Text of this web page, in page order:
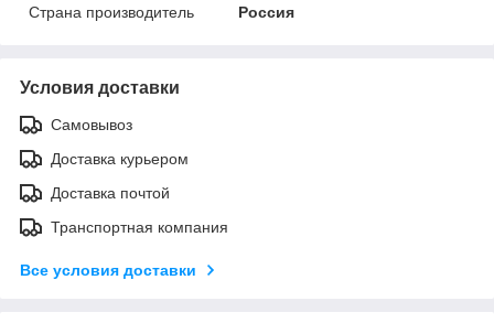
Страна производитель
Россия
Условия доставки
Самовывоз
Доставка курьером
Доставка почтой
Транспортная компания
Все условия доставки